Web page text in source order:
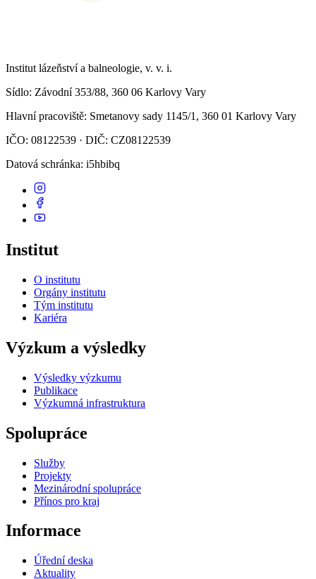
Institut lázeňství a balneologie, v. v. i.
Sídlo: Závodní 353/88, 360 06 Karlovy Vary
Hlavní pracoviště: Smetanovy sady 1145/1, 360 01 Karlovy Vary
IČO: 08122539 · DIČ: CZ08122539
Datová schránka: i5hbibq
Institut
O institutu
Orgány institutu
Tým institutu
Kariéra
Výzkum a výsledky
Výsledky výzkumu
Publikace
Výzkumná infrastruktura
Spolupráce
Služby
Projekty
Mezinárodní spolupráce
Přínos pro kraj
Informace
Úřední deska
Aktuality